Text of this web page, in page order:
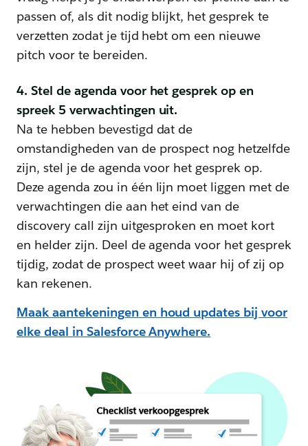
passen of, als dit nodig blijkt, het gesprek te
verzetten zodat je tijd hebt om een nieuwe
pitch voor te bereiden.
4. Stel de agenda voor het gesprek op en
spreek 5 verwachtingen uit.
Na te hebben bevestigd dat de
omstandigheden van de prospect nog hetzelfde
zijn, stel je de agenda voor het gesprek op.
Deze agenda zou in één lijn moet liggen met de
verwachtingen die aan het eind van de
discovery call zijn uitgesproken en moet kort
en helder zijn. Deel de agenda voor het gesprek
tijdig, zodat de prospect weet waar hij of zij op
kan rekenen.
Maak aantekeningen en houd updates bij voor
elke deal in Salesforce Anywhere.